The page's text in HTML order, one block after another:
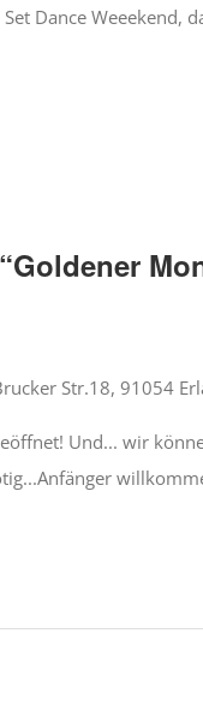
Dance Weeekend,
Str.18, 91054
Und... wir